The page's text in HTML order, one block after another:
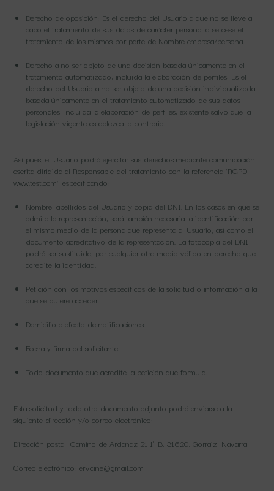
Derecho de oposición: Es el derecho del Usuario a que no se lleve a
cabo el tratamiento de sus datos de carácter personal o se cese el
tratamiento de los mismos por parte de Nombre empresa/persona.
Derecho a no ser objeto de una decisión basada únicamente en el
tratamiento automatizado, incluida la elaboración de perfiles: Es el
derecho del Usuario a no ser objeto de una decisión individualizada
basada únicamente en el tratamiento automatizado de sus datos
personales, incluida la elaboración de perfiles, existente salvo que la
legislación vigente establezca lo contrario.
Así pues, el Usuario podrá ejercitar sus derechos mediante comunicación
escrita dirigida al Responsable del tratamiento con la referencia ‘RGPD-
www.test.com’, especificando:
Nombre, apellidos del Usuario y copia del DNI. En los casos en que se
admita la representación, será también necesaria la identificación por
el mismo medio de la persona que representa al Usuario, así como el
documento acreditativo de la representación. La fotocopia del DNI
podrá ser sustituida, por cualquier otro medio válido en derecho que
acredite la identidad.
Petición con los motivos específicos de la solicitud o información a la
que se quiere acceder.
Domicilio a efecto de notificaciones.
Fecha y firma del solicitante.
Todo documento que acredite la petición que formula.
Esta solicitud y todo otro documento adjunto podrá enviarse a la
siguiente dirección y/o correo electrónico:
Dirección postal: Camino de Ardanaz 21 1º B, 31620, Gorraiz, Navarra
Correo electrónico: ervcine@gmail.com